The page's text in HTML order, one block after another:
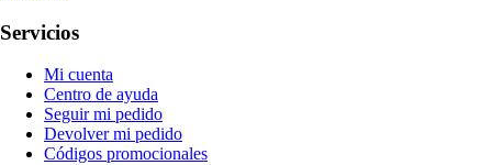
Servicios
Mi cuenta
Centro de ayuda
Seguir mi pedido
Devolver mi pedido
Códigos promocionales